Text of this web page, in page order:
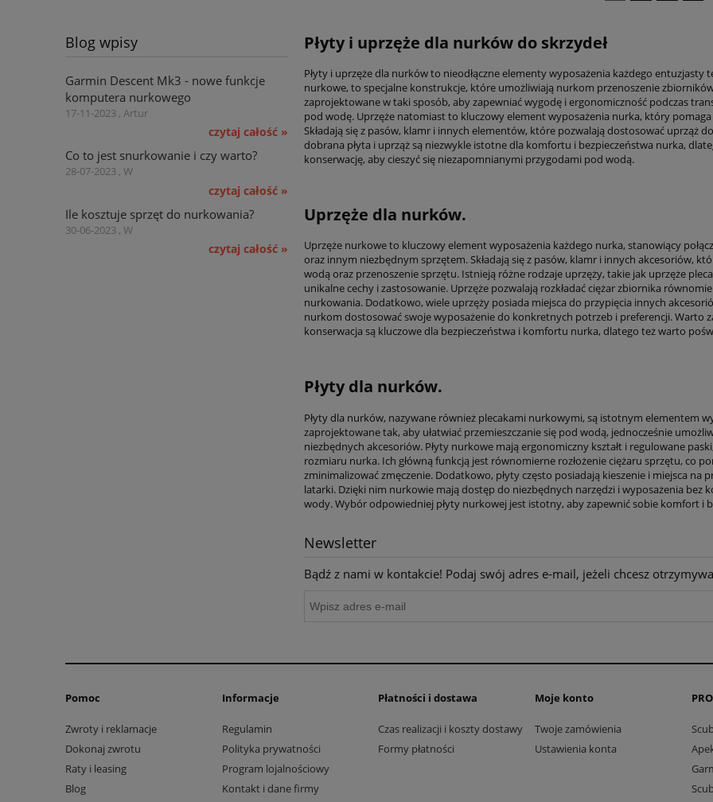
Blog wpisy
Garmin Descent Mk3 - nowe funkcje
komputera nurkowego
17-11-2023 , Artur
czytaj całość »
Co to jest snurkowanie i czy warto?
28-07-2023 , W
czytaj całość »
Ile kosztuje sprzęt do nurkowania?
30-06-2023 , W
czytaj całość »
Płyty i uprzęże dla nurków do skrzydeł
Płyty i uprzęże dla nurków to nieodłączne elementy wyposażenia każdego entuzjasty
nurkowe, to specjalne konstrukcje, które umożliwiają nurkom przenoszenie
zaprojektowane w taki sposób, aby zapewniać wygodę i ergonomiczność podczas
pod wodę. Uprzęże natomiast to kluczowy element wyposażenia nurka, który
Składają się z pasów, klamr i innych elementów, które pozwalają dostosować
dobrana płyta i uprząż są niezwykle istotne dla komfortu i bezpieczeństwa nurka,
konserwację, aby cieszyć się niezapomnianymi przygodami pod wodą.
Uprzęże dla nurków.
Uprzęże nurkowe to kluczowy element wyposażenia każdego nurka, stanowiący
oraz innym niezbędnym sprzętem. Składają się z pasów, klamr i innych akcesoriów,
wodą oraz przenoszenie sprzętu. Istnieją różne rodzaje uprzęży, takie jak uprzęże
unikalne cechy i zastosowanie. Uprzęże pozwalają rozkładać ciężar zbiornika
nurkowania. Dodatkowo, wiele uprzęży posiada miejsca do przypięcia innych
nurkom dostosować swoje wyposażenie do konkretnych potrzeb i preferencji. Warto
konserwacja są kluczowe dla bezpieczeństwa i komfortu nurka, dlatego też warto
Płyty dla nurków.
Płyty dla nurków, nazywane również plecakami nurkowymi, są istotnym elementem
zaprojektowane tak, aby ułatwiać przemieszczanie się pod wodą, jednocześnie
niezbędnych akcesoriów. Płyty nurkowe mają ergonomiczny kształt i regulowane
rozmiaru nurka. Ich główną funkcją jest równomierne rozłożenie ciężaru sprzętu, co
zminimalizować zmęczenie. Dodatkowo, płyty często posiadają kieszenie i miejsca
latarki. Dzięki nim nurkowie mają dostęp do niezbędnych narzędzi i wyposażenia bez
wody. Wybór odpowiedniej płyty nurkowej jest istotny, aby zapewnić sobie komfort i
Newsletter
Bądź z nami w kontakcie! Podaj swój adres e-mail, jeżeli chcesz
Pomoc
Zwroty i reklamacje
Dokonaj zwrotu
Raty i leasing
Blog
Informacje
Regulamin
Polityka prywatności
Program lojalnościowy
Kontakt i dane firmy
Płatności i dostawa
Czas realizacji i koszty dostawy
Formy płatności
Moje konto
Twoje zamówienia
Ustawienia konta